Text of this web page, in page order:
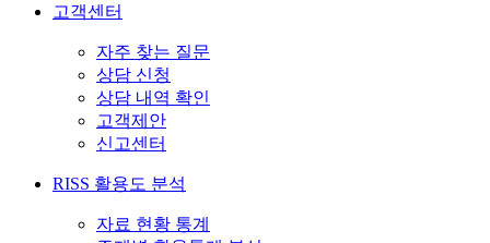
고객센터
자주 찾는 질문
상담 신청
상담 내역 확인
고객제안
신고센터
RISS 활용도 분석
자료 현황 통계